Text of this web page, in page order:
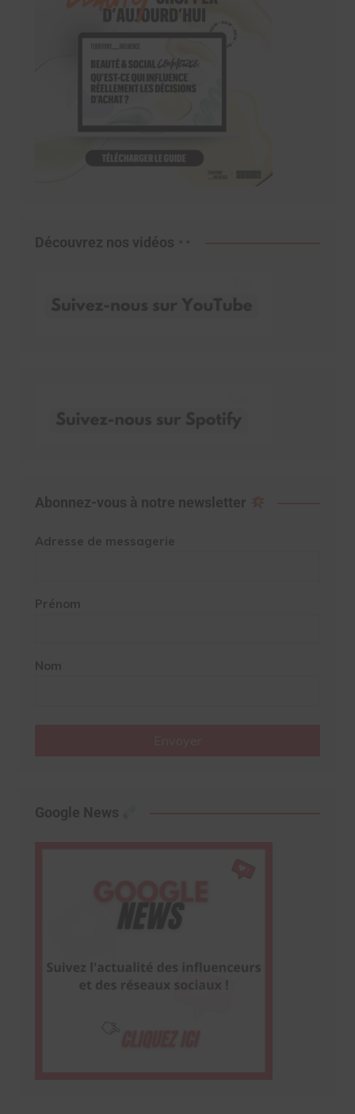
Découvrez nos vidéos
Abonnez-vous à notre newsletter
Adresse de messagerie
Prénom
Nom
Google News